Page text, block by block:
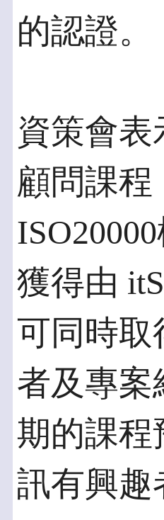
的認證。
資策會表
顧問課
獲得由
可同時取
者及專案
期的課程
訊有興趣